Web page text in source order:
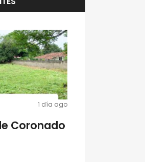
1 día ago
Coronado